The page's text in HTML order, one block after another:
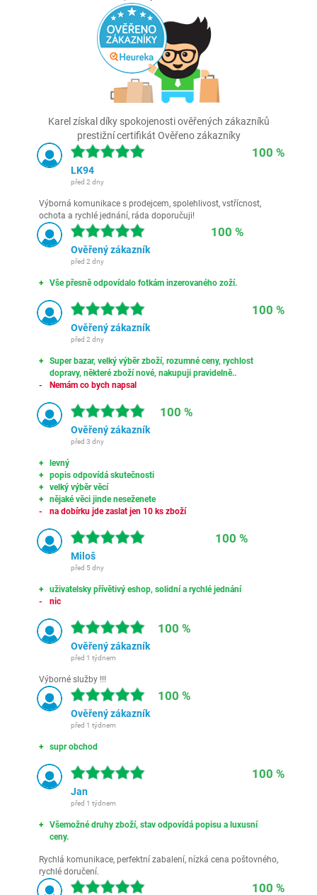
Karel získal díky spokojenosti ověřených zákazníků
prestižní certifikát Ověřeno zákazníky
100 %
LK94
před 2 dny
Výborná komunikace s prodejcem, spolehlivost, vstřícnost,
ochota a rychlé jednání, ráda doporučuji!
100 %
Ověřený zákazník
před 2 dny
Vše přesně odpovídalo fotkám inzerovaného zoží.
100 %
Ověřený zákazník
před 2 dny
Super bazar, velký výběr zboží, rozumné ceny, rychlost
dopravy, některé zboží nové, nakupuji pravidelně..
Nemám co bych napsal
100 %
Ověřený zákazník
před 3 dny
levný
popis odpovídá skutečnosti
velký výběr věcí
nějaké věci jinde neseženete
na dobírku jde zaslat jen 10 ks zboží
100 %
Miloš
před 5 dny
uživatelsky přívětivý eshop, solidní a rychlé jednání
nic
100 %
Ověřený zákazník
před 1 týdnem
Výborné služby !!!
100 %
Ověřený zákazník
před 1 týdnem
supr obchod
100 %
Jan
před 1 týdnem
Všemožné druhy zboží, stav odpovídá popisu a luxusní
ceny.
Rychlá komunikace, perfektní zabalení, nízká cena poštovného,
rychlé doručení.
100 %